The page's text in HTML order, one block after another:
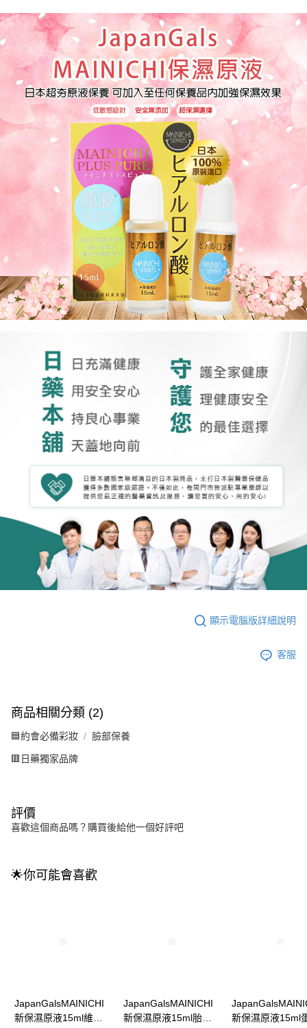
顯示電腦版詳細說明
客服
商品相關分類 (2)
🟦約會必備彩妝 臉部保養
🟥日藥獨家品牌
評價
喜歡這個商品嗎？購買後給他一個好評吧
🌟你可能會喜歡
JapanGalsMAINICHI
新保濕原液15ml維他
JapanGalsMAINICHI
新保濕原液15ml胎盤
新保濕原液15ml